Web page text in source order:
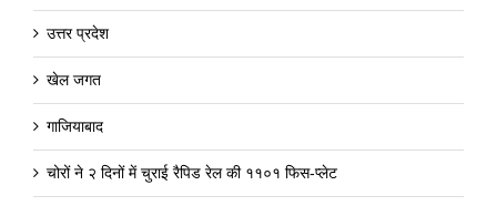
उत्तर प्रदेश
खेल जगत
गाजियाबाद
चोरों ने २ दिनों में चुराई रैपिड रेल की ११०१ फिस-प्लेट